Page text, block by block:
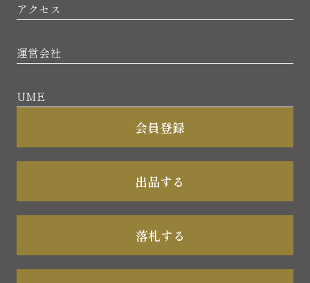
アクセス
運営会社
UME
会員登録
出品する
落札する